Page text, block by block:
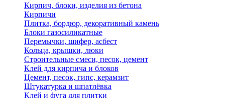
Кирпич, блоки, изделия из бетона
Кирпичи
Плитка, бордюр, декоративный камень
Блоки газосиликатные
Перемычки, шифер, асбест
Кольца, крышки, люки
Строительные смеси, песок, цемент
Клей для кирпича и блоков
Цемент, песок, гипс, керамзит
Штукатурка и шпатлёвка
Клей и фуга для плитки